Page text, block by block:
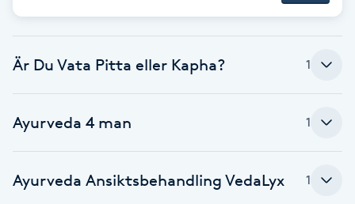
Brynplockning
Coachning
Är Du Vata Pitta eller Kapha? 1
Ayurveda 4 man 1
Ayurveda Ansiktsbehandling VedaLyx 1